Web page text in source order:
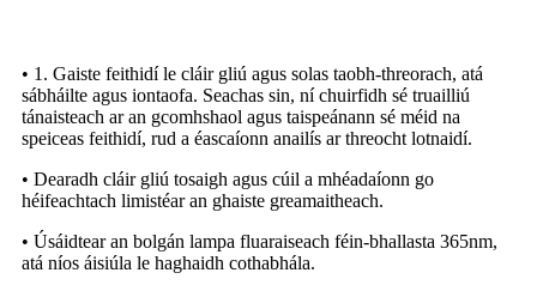
• 1. Gaiste feithidí le cláir gliú agus solas taobh-threorach, atá
sábháilte agus iontaofa. Seachas sin, ní chuirfidh sé truailliú
tánaisteach ar an gcomhshaol agus taispeánann sé méid na
speiceas feithidí, rud a éascaíonn anailís ar threocht lotnaidí.
• Dearadh cláir gliú tosaigh agus cúil a mhéadaíonn go
héifeachtach limistéar an ghaiste greamaitheach.
• Úsáidtear an bolgán lampa fluaraiseach féin-bhallasta 365nm,
atá níos áisiúla le haghaidh cothabhála.